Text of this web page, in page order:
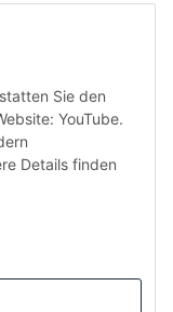
Sie den
YouTube.
Details finden